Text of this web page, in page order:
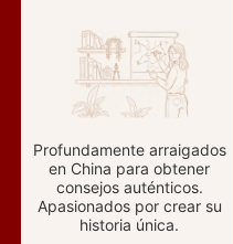
Profundamente arraigados
en China para obtener
consejos auténticos.
Apasionados por crear su
historia única.